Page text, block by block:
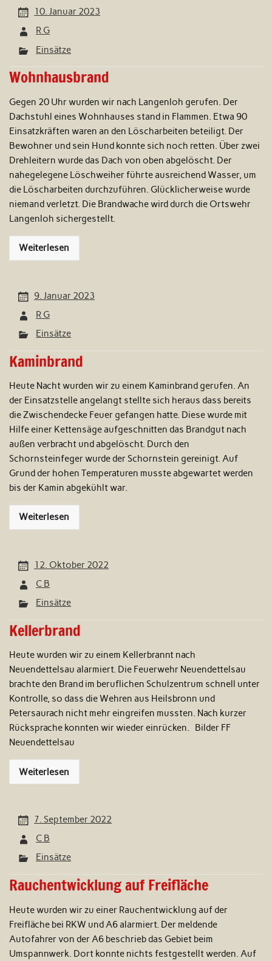
10. Januar 2023
R G
Einsätze
Wohnhausbrand
Gegen 20 Uhr wurden wir nach Langenloh gerufen. Der
Dachstuhl eines Wohnhauses stand in Flammen. Etwa 90
Einsatzkräften waren an den Löscharbeiten beteiligt. Der
Bewohner und sein Hund konnte sich noch retten. Über zwei
Drehleitern wurde das Dach von oben abgelöscht. Der
nahegelegene Löschweiher führte ausreichend Wasser, um
die Löscharbeiten durchzuführen. Glücklicherweise wurde
niemand verletzt. Die Brandwache wird durch die Ortswehr
Langenloh sichergestellt.
Weiterlesen
9. Januar 2023
R G
Einsätze
Kaminbrand
Heute Nacht wurden wir zu einem Kaminbrand gerufen. An
der Einsatzstelle angelangt stellte sich heraus dass bereits
die Zwischendecke Feuer gefangen hatte. Diese wurde mit
Hilfe einer Kettensäge aufgeschnitten das Brandgut nach
außen verbracht und abgelöscht. Durch den
Schornsteinfeger wurde der Schornstein gereinigt. Auf
Grund der hohen Temperaturen musste abgewartet werden
bis der Kamin abgekühlt war.
Weiterlesen
12. Oktober 2022
C B
Einsätze
Kellerbrand
Heute wurden wir zu einem Kellerbrannt nach
Neuendettelsau alarmiert. Die Feuerwehr Neuendettelsau
brachte den Brand im beruflichen Schulzentrum schnell unter
Kontrolle, so dass die Wehren aus Heilsbronn und
Petersaurach nicht mehr eingreifen mussten. Nach kurzer
Rücksprache konnten wir wieder einrücken. Bilder FF
Neuendettelsau
Weiterlesen
7. September 2022
C B
Einsätze
Rauchentwicklung auf Freifläche
Heute wurden wir zu einer Rauchentwicklung auf der
Freifläche bei RKW und A6 alarmiert. Der meldende
Autofahrer von der A6 beschrieb das Gebiet beim
Umspannwerk. Dort konnte nichts festgestellt werden. Auf